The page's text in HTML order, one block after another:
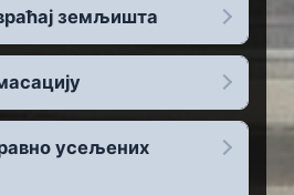
земљишта
усељених